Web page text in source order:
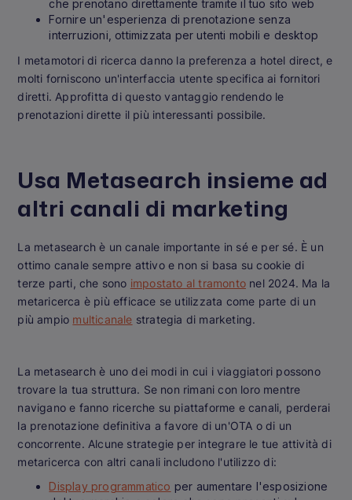
che prenotano direttamente tramite il tuo sito web
Fornire un'esperienza di prenotazione senza
interruzioni, ottimizzata per utenti mobili e desktop
I metamotori di ricerca danno la preferenza a hotel direct, e
molti forniscono un'interfaccia utente specifica ai fornitori
diretti. Approfitta di questo vantaggio rendendo le
prenotazioni dirette il più interessanti possibile.
Usa Metasearch insieme ad
altri canali di marketing
La metasearch è un canale importante in sé e per sé. È un
ottimo canale sempre attivo e non si basa su cookie di
terze parti, che sono impostato al tramonto nel 2024. Ma la
metaricerca è più efficace se utilizzata come parte di un
più ampio multicanale strategia di marketing.
La metasearch è uno dei modi in cui i viaggiatori possono
trovare la tua struttura. Se non rimani con loro mentre
navigano e fanno ricerche su piattaforme e canali, perderai
la prenotazione definitiva a favore di un'OTA o di un
concorrente. Alcune strategie per integrare le tue attività di
metaricerca con altri canali includono l'utilizzo di:
Display programmatico per aumentare l'esposizione